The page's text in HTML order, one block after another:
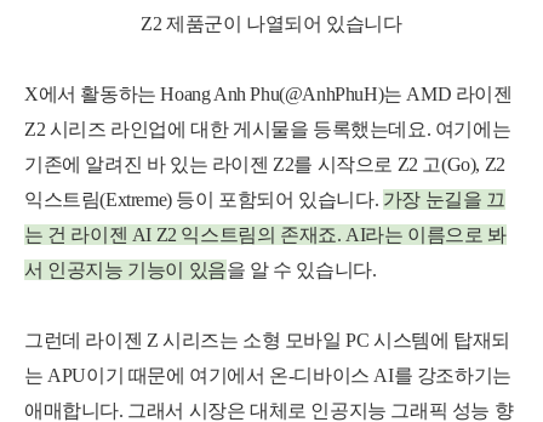
Z2 제품군이 나열되어 있습니다
X에서 활동하는 Hoang Anh Phu(@AnhPhuH)는 AMD 라이젠
Z2 시리즈 라인업에 대한 게시물을 등록했는데요. 여기에는
기존에 알려진 바 있는 라이젠 Z2를 시작으로 Z2 고(Go), Z2
익스트림(Extreme) 등이 포함되어 있습니다. 가장 눈길을 끄
는 건 라이 젠 AI Z2 익스트림의 존재죠. AI라는 이름으로 봐
서 인공지능 기능이 있음을 알 수 있습니다.
그런데 라이젠 Z 시리즈는 소형 모바일 PC 시스템에 탑재되
는 APU이기 때문에 여기에서 온-디바이스 AI를 강조하기는
애매합니다. 그래서 시장은 대체로 인공지능 그래픽 성능 향